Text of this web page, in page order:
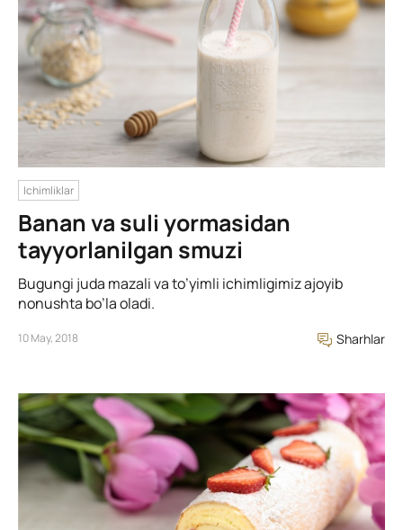
Ichimliklar
Banan va suli yormasidan
tayyorlanilgan smuzi
Bugungi juda mazali va to’yimli ichimligimiz ajoyib
nonushta bo’la oladi.
10 May, 2018 Sharhlar